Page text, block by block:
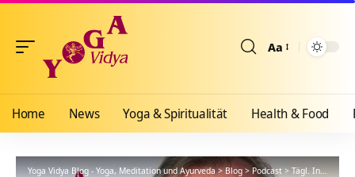
Aa
Home News Yoga & Spiritualität Health & Food
Yoga Vidya Blog - Yoga, Meditation und Ayurveda>Blog>Podcast>Tägl. Inspiration